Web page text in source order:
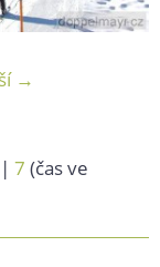
→
| 7 (čas ve